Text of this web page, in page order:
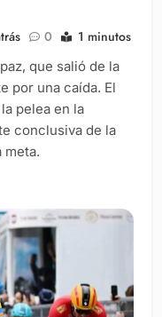
0 1 minutos
que salió de la
por una caída. El
pelea en la
conclusiva de la
meta.